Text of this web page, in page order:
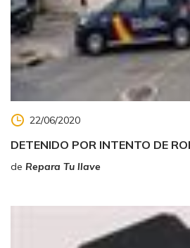
22/06/2020
DETENIDO POR INTENTO DE
de Repara Tu llave